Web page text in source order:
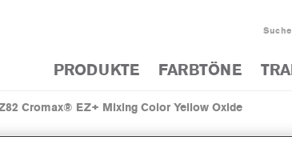
Suche
PRODUKTE FARBTÖNE
Cromax® EZ+ Mixing Color Yellow Oxide